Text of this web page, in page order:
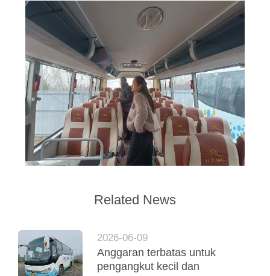
Related News
2026-06-09
Anggaran terbatas untuk
pengangkut kecil dan